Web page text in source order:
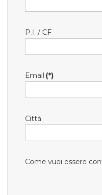
P.I. / CF
Email (*)
Città
Come vuoi essere